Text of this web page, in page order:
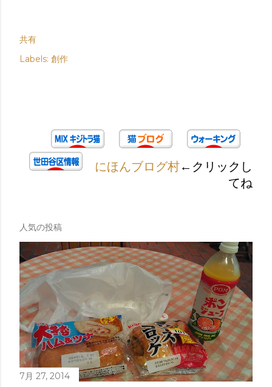
共有
Labels: 創作
にほんブログ村←クリックし
てね
人気の投稿
7月 27, 2014